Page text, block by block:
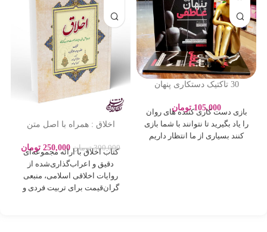
30 تاکتیک دستکاری پنهان
پورباقر – نشر یوشیتا
105,000 تومان
بازی دست کاری کننده های روان
را یاد بگیرید تا نتوانند با شما بازی
کنند بسیاری از ما انتظار داریم
اخلاق : همراه با اصل متن
300,000 تومان 250,000 تومان
کتاب اخلاق با ارائه مجموعه‌ای
دقیق و اعراب‌گذاری‌شده از
روایات اخلاقی اسلامی، منبعی
گران‌قیمت برای تربیت فردی و